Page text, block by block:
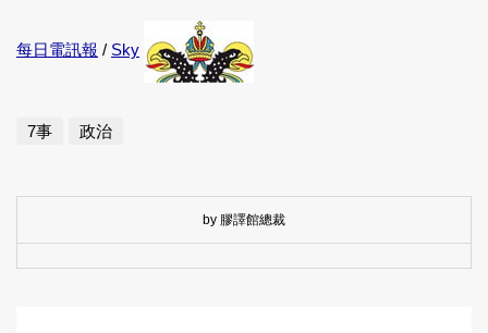
每日電訊報 / Sky
7事 政治
by 膠譯館總裁